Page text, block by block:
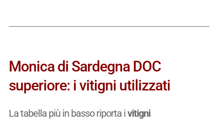
Monica di Sardegna DOC
superiore: i vitigni utilizzati
La tabella più in basso riporta ivitigni